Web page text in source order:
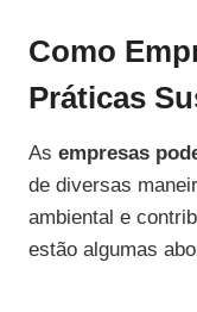
Como
Práticas
As empresas
de diversas
ambiental e
estão algumas